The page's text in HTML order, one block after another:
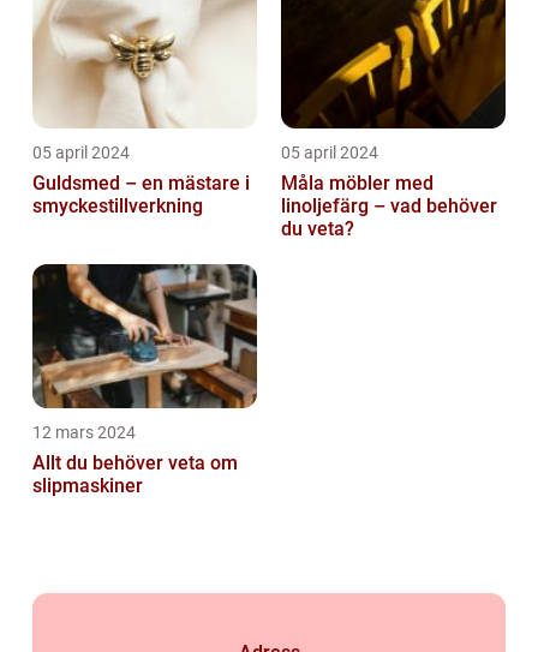
05 april 2024
Guldsmed – en mästare i
smyckestillverkning
05 april 2024
Måla möbler med
linoljefärg – vad behöver
du veta?
12 mars 2024
Allt du behöver veta om
slipmaskiner